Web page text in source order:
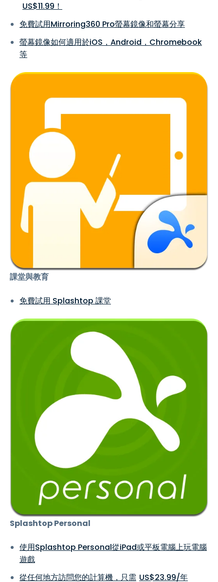
US$11.99 ！
免費試用Mirroring360 Pro螢幕鏡像和螢幕分享
螢幕鏡像如何適用於iOS，Android，Chromebook
等
課堂與教育
免費試用 Splashtop 課堂
Splashtop Personal
使用Splashtop Personal從iPad或平板電腦上玩電腦
遊戲
從任何地方訪問您的計算機，只需 US$23.99/年